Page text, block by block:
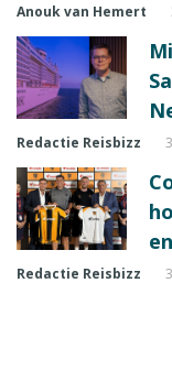
Anouk van Hemert
Redactie Reisbizz
Redactie Reisbizz